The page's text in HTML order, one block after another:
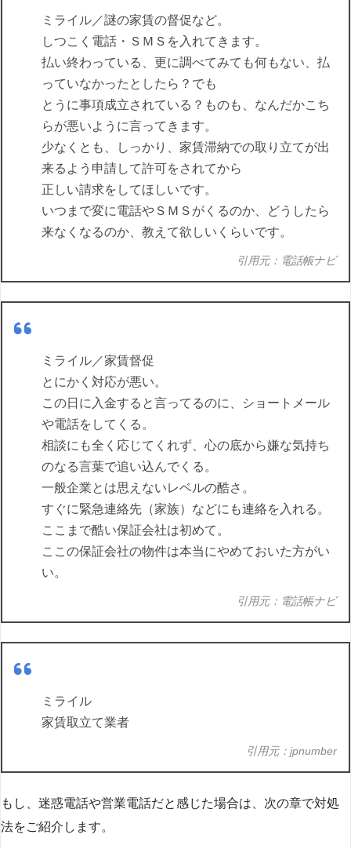
ミライル／謎の家賃の督促など。
しつこく電話・ＳＭＳを入れてきます。
払い終わっている、更に調べてみても何もない、払
っていなかったとしたら？でも
とうに事項成立されている？ものも、なんだかこち
らが悪いように言ってきます。
少なくとも、しっかり、家賃滞納での取り立てが出
来るよう申請して許可をされてから
正しい請求をしてほしいです。
いつまで変に電話やＳＭＳがくるのか、どうしたら
来なくなるのか、教えて欲しいくらいです。
引用元：電話帳ナビ
ミライル／家賃督促
とにかく対応が悪い。
この日に入金すると言ってるのに、ショートメール
や電話をしてくる。
相談にも全く応じてくれず、心の底から嫌な気持ち
のなる言葉で追い込んでくる。
一般企業とは思えないレベルの酷さ。
すぐに緊急連絡先（家族）などにも連絡を入れる。
ここまで酷い保証会社は初めて。
ここの保証会社の物件は本当にやめておいた方がい
い。
引用元：電話帳ナビ
ミライル
家賃取立て業者
引用元：jpnumber
もし、迷惑電話や営業電話だと感じた場合は、次の章で対処
法をご紹介します。